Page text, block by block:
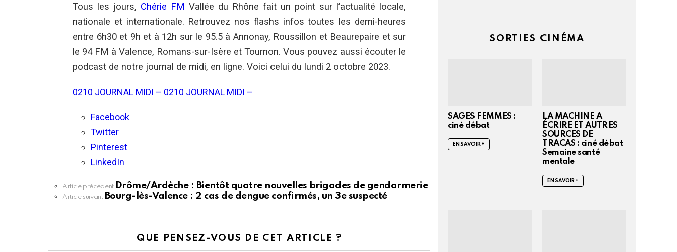
Tous les jours, Chérie FM Vallée du Rhône fait un point sur l’actualité locale,
nationale et internationale. Retrouvez nos flashs infos toutes les demi-heures
entre 6h30 et 9h et à 12h sur le 95.5 à Annonay, Roussillon et Beaurepaire et sur
le 94 FM à Valence, Romans-sur-Isère et Tournon. Vous pouvez aussi écouter le
podcast de notre journal de midi, en ligne. Voici celui du lundi 2 octobre 2023.
0210 JOURNAL MIDI – 0210 JOURNAL MIDI –
Facebook
Twitter
Pinterest
LinkedIn
En
voir
Article précédent Drôme/Ardèche : Bientôt quatre nouvelles brigades de gendarmerie
Article suivant Bourg-lès-Valence : 2 cas de dengue confirmés, un 3e suspecté
QUE PENSEZ-VOUS DE CET ARTICLE ?
SORTIES CINÉMA
SAGES FEMMES :
ciné débat
EN SAVOIR +
LA MACHINE A
ÉCRIRE ET AUTRES
SOURCES DE
TRACAS : ciné débat
Semaine santé
mentale
EN SAVOIR +